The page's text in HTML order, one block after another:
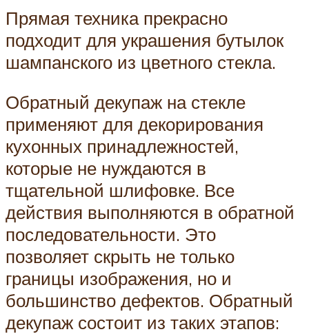
Прямая техника прекрасно
подходит для украшения бутылок
шампанского из цветного стекла.
Обратный декупаж на стекле
применяют для декорирования
кухонных принадлежностей,
которые не нуждаются в
тщательной шлифовке. Все
действия выполняются в обратной
последовательности. Это
позволяет скрыть не только
границы изображения, но и
большинство дефектов. Обратный
декупаж состоит из таких этапов: